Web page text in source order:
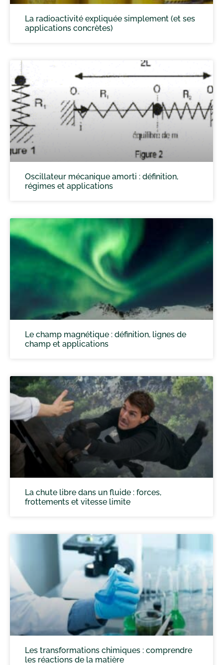
La radioactivité expliquée simplement (et ses
applications concrètes)
Oscillateur mécanique amorti : définition,
régimes et applications
Le champ magnétique : définition, lignes de
champ et applications
La chute libre dans un fluide : forces,
frottements et vitesse limite
Les transformations chimiques : comprendre
les réactions de la matière